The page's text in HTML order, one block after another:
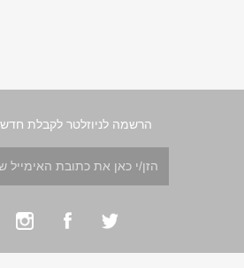
הרשמה לניוזלטר לקבלת